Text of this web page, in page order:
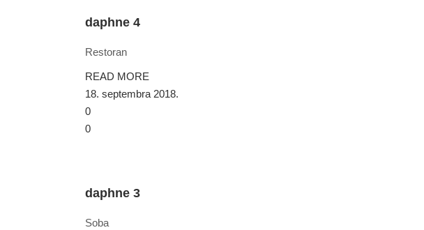
daphne 4
Restoran
READ MORE
18. septembra 2018.
0
0
daphne 3
Soba